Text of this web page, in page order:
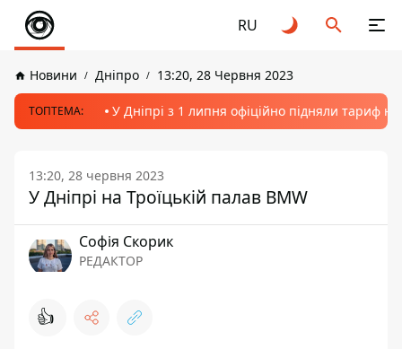
RU
Новини Дніпро 13:20, 28 Червня 2023
ТОПТЕМА: У Дніпрі з 1 липня офіційно підняли тариф
13:20, 28 червня 2023
У Дніпрі на Троїцькій палав BMW
Софія Скорик
РЕДАКТОР
👍